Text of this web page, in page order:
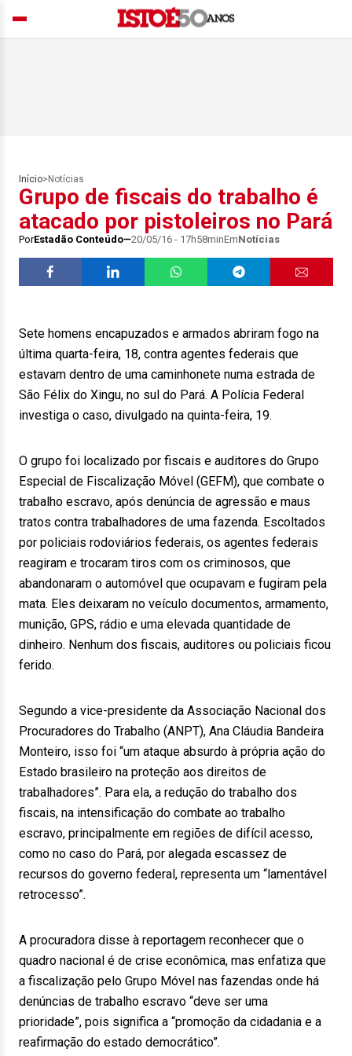
Início> Notícias
Grupo de fiscais do trabalho é
atacado por pistoleiros no Pará
PorEstadão Conteúdo 20/05/16 - 17h58minEmNotícias
Sete homens encapuzados e armados abriram fogo na
última quarta-feira, 18, contra agentes federais que
estavam dentro de uma caminhonete numa estrada de
São Félix do Xingu, no sul do Pará. A Polícia Federal
investiga o caso, divulgado na quinta-feira, 19.
O grupo foi localizado por fiscais e auditores do Grupo
Especial de Fiscalização Móvel (GEFM), que combate o
trabalho escravo, após denúncia de agressão e maus
tratos contra trabalhadores de uma fazenda. Escoltados
por policiais rodoviários federais, os agentes federais
reagiram e trocaram tiros com os criminosos, que
abandonaram o automóvel que ocupavam e fugiram pela
mata. Eles deixaram no veículo documentos, armamento,
munição, GPS, rádio e uma elevada quantidade de
dinheiro. Nenhum dos fiscais, auditores ou policiais ficou
ferido.
Segundo a vice-presidente da Associação Nacional dos
Procuradores do Trabalho (ANPT), Ana Cláudia Bandeira
Monteiro, isso foi “um ataque absurdo à própria ação do
Estado brasileiro na proteção aos direitos de
trabalhadores”. Para ela, a redução do trabalho dos
fiscais, na intensificação do combate ao trabalho
escravo, principalmente em regiões de difícil acesso,
como no caso do Pará, por alegada escassez de
recursos do governo federal, representa um “lamentável
retrocesso”.
A procuradora disse à reportagem reconhecer que o
quadro nacional é de crise econômica, mas enfatiza que
a fiscalização pelo Grupo Móvel nas fazendas onde há
denúncias de trabalho escravo “deve ser uma
prioridade”, pois significa a “promoção da cidadania e a
reafirmação do estado democrático”.